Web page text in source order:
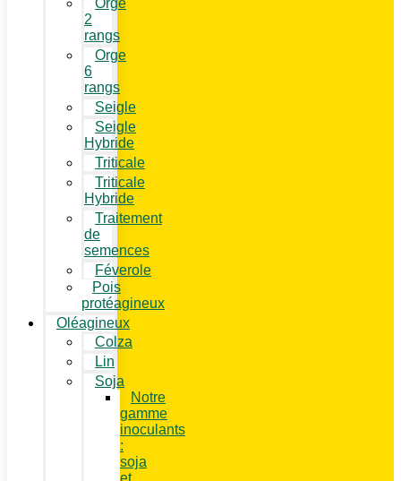
Orge
2
rangs
Orge
6
rangs
Seigle
Seigle
Hybride
Triticale
Triticale
Hybride
Traitement
de
semences
Féverole
Pois
protéagineux
Oléagineux
Colza
Lin
Soja
Notre
gamme
inoculants
:
soja
et